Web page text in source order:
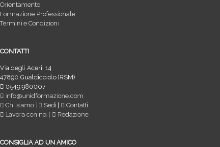
Orientamento
Formazione Professionale
Termini e Condizioni
CONTATTI
Via degli Aceri, 14
47890 Gualdicciolo (RSM)
0549.980007
info@unidformazione.com
Chi siamo
Sedi
Contatti
Lavora con noi
Redazione
CONSIGLIA AD UN AMICO